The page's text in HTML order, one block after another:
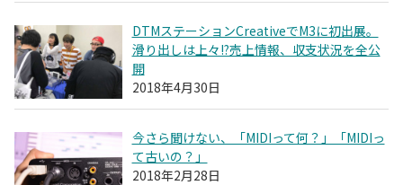
DTMステーションCreativeでM3に初出展。
滑り出しは上々!?売上情報、収支状況を全公
開
2018年4月30日
今さら聞けない、「MIDIって何？」「MIDIっ
て古いの？」
2018年2月28日